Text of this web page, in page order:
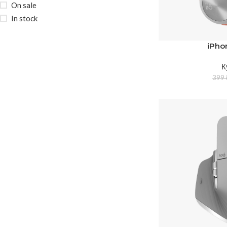
On sale
In stock
399